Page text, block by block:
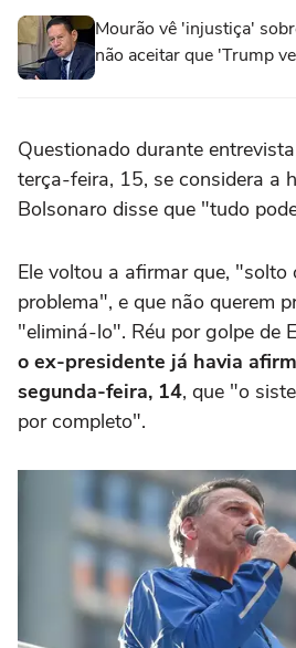
Mourão vê 'injustiça'
não aceitar que 'Trump
Questionado durante
terça-feira, 15, se considera a
Bolsonaro disse que "tudo
Ele voltou a afirmar que, "solto
problema", e que não querem
"eliminá-lo". Réu por golpe de
o ex-presidente já havia
segunda-feira, 14, que "o
por completo".